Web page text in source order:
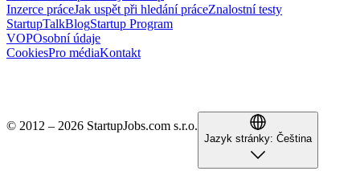
Inzerce práceJak uspět při hledání práceZnalostní testy
StartupTalkBlogStartup Program
VOPOsobní údaje
CookiesPro médiaKontakt
© 2012 – 2026 StartupJobs.com s.r.o.
Jazyk stránky: Čeština